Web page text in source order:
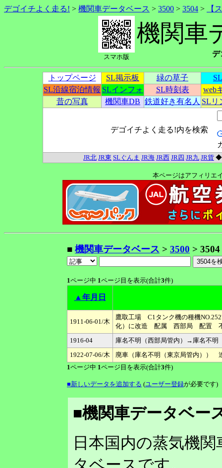
デゴイチよく走る! > 機関車データベース > 3500 > 3504 > 【
スマホ版
機関車
デ
トップページ SL掲示板 緑の草子
SL沿線宿泊情報 SLインフォ SL時刻表
web
昔の写真
機関車DB 鉄道好き有名人 SLリ
デゴイチよく走る!内を検索
JR北 JR東 SLぐんま JR海 JR西 JR四 JR九 JR貨
本ページはアフィリエ
■ 機関車データベース > 3500 > 3504
1ページ中 1ページ目を表示(合計3件)
▲年月日
1911-06-01/木
鷹取工場 C1タンク機の種機
化）に改造 配属 西部局 配置
1916-04
庫名不明（西部局管内）→庫名不明
1922-07-06/木
廃車（庫名不明（東京局管内））
1ページ中 1ページ目を表示(合計3件)
■新しいデータを追加する (ユーザー登録が必要です)
■機関車データベー
日本国内の蒸気機